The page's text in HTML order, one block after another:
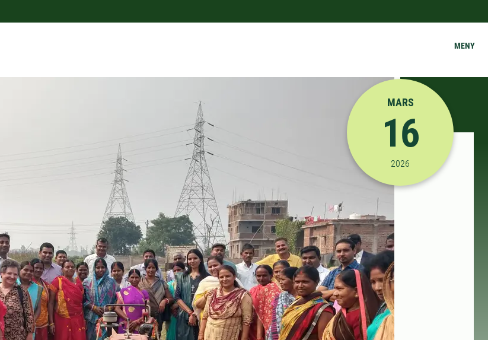
MENY
2026-03-16 11:00:00
MARS
16
2026